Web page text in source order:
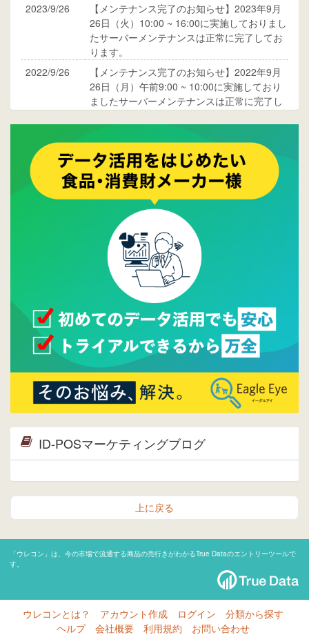
2023/9/26
【メンテナンス完了のお知らせ】2023年9月
26日（火）10:00 ~ 16:00に実施しておりまし
たサーバーメンテナンスは正常に完了してお
ります。
2022/9/26
【メンテナンス完了のお知らせ】2022年9月
26日（月）午前9:00 ~ 10:00に実施しており
ましたサーバーメンテナンスは正常に完了し
ご覧ください。
2015/10/19
ウレコンのサイト機能を大幅バージョンアッ
プ。詳細はこちら。⇒告知ページへ
2015/09/28
ウレコンが機能拡充し、サイトリニューアル
しました。⇒
ウレコンFacebook
Facebookページを開設しました。詳細は
ら。
ウレコンサイトリリースしました。
ID-POSマーケティングブログ
上に戻る
「ウレコン」は、今の市場で流通する商品の売行きがわかるTrue Dataのエントリーツールで
す。
ウレコンとは？ アカウント作成 ログイン
分類から探す
ヘルプ
会社概要 利用規約 お問い合わせ